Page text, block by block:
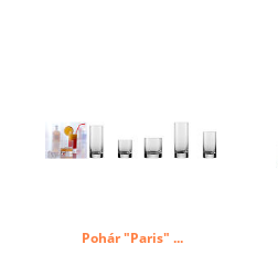
Pohár "Paris" ...